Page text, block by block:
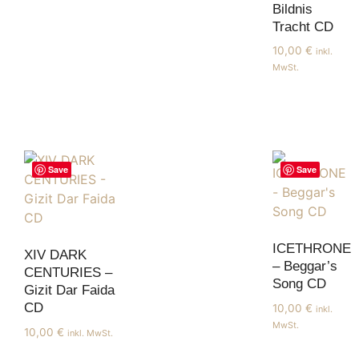
Bildnis
Tracht CD
10,00 € inkl.
MwSt.
Save
XIV DARK
CENTURIES –
Gizit Dar Faida
CD
10,00 € inkl. MwSt.
Save
ICETHRONE
– Beggar’s
Song CD
10,00 € inkl.
MwSt.